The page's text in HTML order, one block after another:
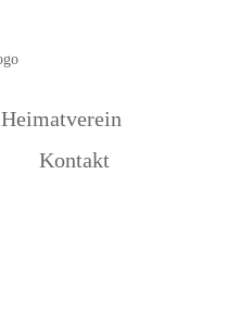
Heimatverein
Kontakt